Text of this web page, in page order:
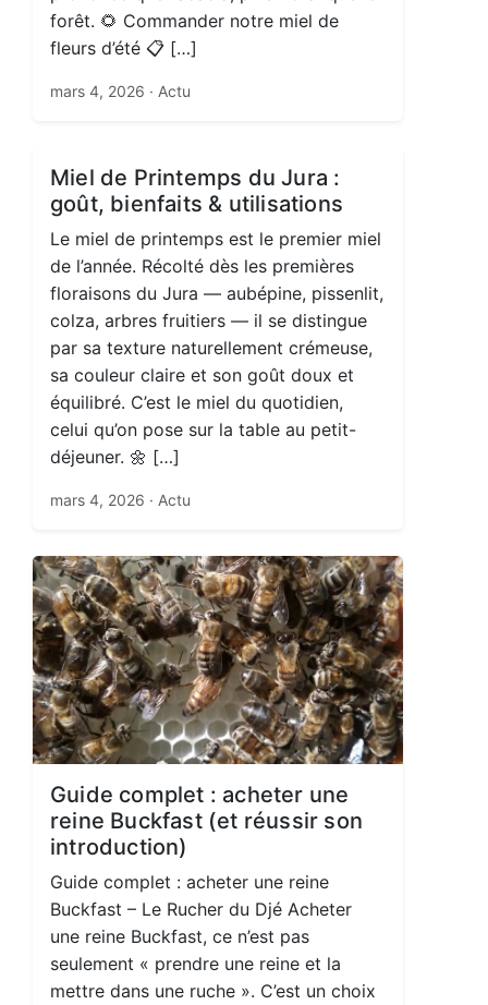
forêt. 🌻 Commander notre miel de
fleurs d’été 📋 […]
mars 4, 2026 · Actu
Miel de Printemps du Jura :
goût, bienfaits & utilisations
Le miel de printemps est le premier miel
de l’année. Récolté dès les premières
floraisons du Jura — aubépine, pissenlit,
colza, arbres fruitiers — il se distingue
par sa texture naturellement crémeuse,
sa couleur claire et son goût doux et
équilibré. C’est le miel du quotidien,
celui qu’on pose sur la table au petit-
déjeuner. 🌼 […]
mars 4, 2026 · Actu
Guide complet : acheter une
reine Buckfast (et réussir son
introduction)
Guide complet : acheter une reine
Buckfast – Le Rucher du Djé Acheter
une reine Buckfast, ce n’est pas
seulement « prendre une reine et la
mettre dans une ruche ». C’est un choix